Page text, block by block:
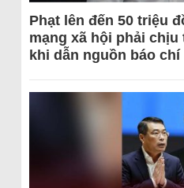
Phạt lên đến 50 triệu
mạng xã hội phải
khi dẫn nguồn báo chí